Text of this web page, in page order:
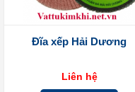
Đĩa xếp Hải Dương
Liên hệ